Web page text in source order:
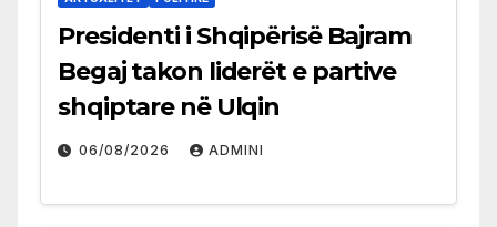
Presidenti i Shqipërisë Bajram
Begaj takon liderët e partive
shqiptare në Ulqin
06/08/2026 ADMINI